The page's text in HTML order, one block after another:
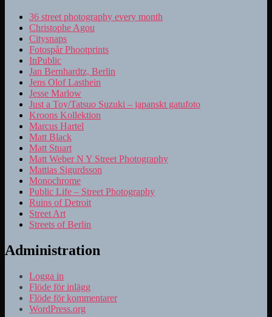
36 street photography every month
Christophe Agou
Citysnaps
Fotospår Phootprints
InPublic
Jan Bernhardtz, Berlin
Jens Olof Lasthein
Jesse Marlow
Just a Toy/Tatsuo Suzuki – japanskt gatufoto
Kroons Kollektion
Marcus Hartel
Matt Black
Matt Stuart
Matt Weber N Y Street Photography
Mattias Sigurdsson
Monochrome
Public Life – Street Photography
Ruins of Detroit
Street Art
Streets of Berlin
Administration
Logga in
Flöde för inlägg
Flöde för kommentarer
WordPress.org